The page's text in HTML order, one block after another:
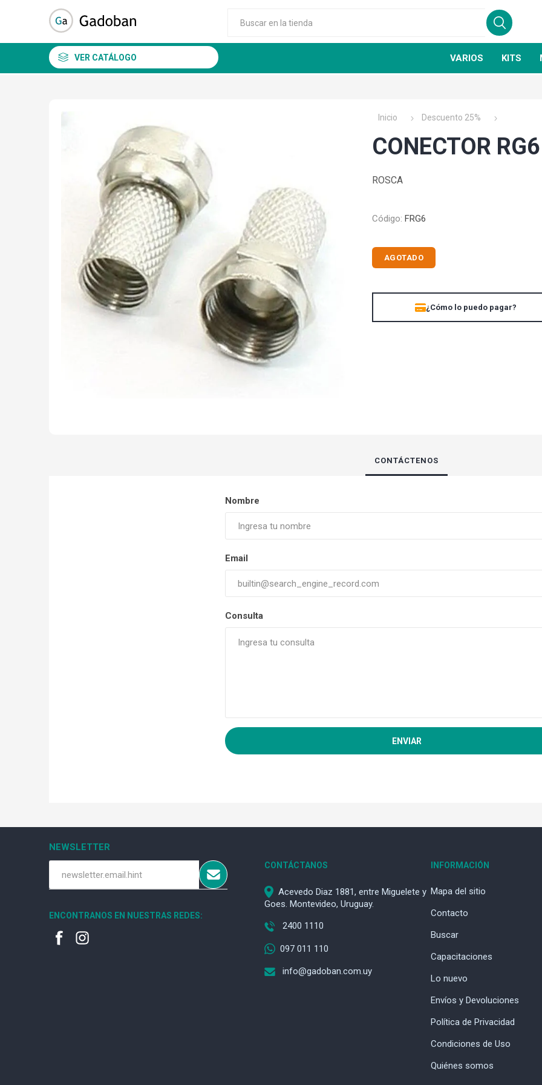
VER CATÁLOGO VARIOS KITS
DSC
SIMPLEX DX CONTROL ZK TEKO
Inicio Descuento 25%
CONECTOR
ROSCA
Código: FRG6
AGOTADO
¿Cómo lo puedo pagar?
CONTÁCTENOS
Nombre
Email
Consulta
NEWSLETTER
ENCONTRANOS EN NUESTRAS REDES:
CONTÁCTANOS
Acevedo Diaz 1881, entre Miguelete y
Goes. Montevideo, Uruguay.
2400 1110
097 011 110
info@gadoban.com.uy
INFORMACIÓN
Mapa del sitio
Contacto
Buscar
Capacitaciones
Lo nuevo
Envíos y Devoluciones
Política de Privacidad
Condiciones de Uso
Quiénes somos